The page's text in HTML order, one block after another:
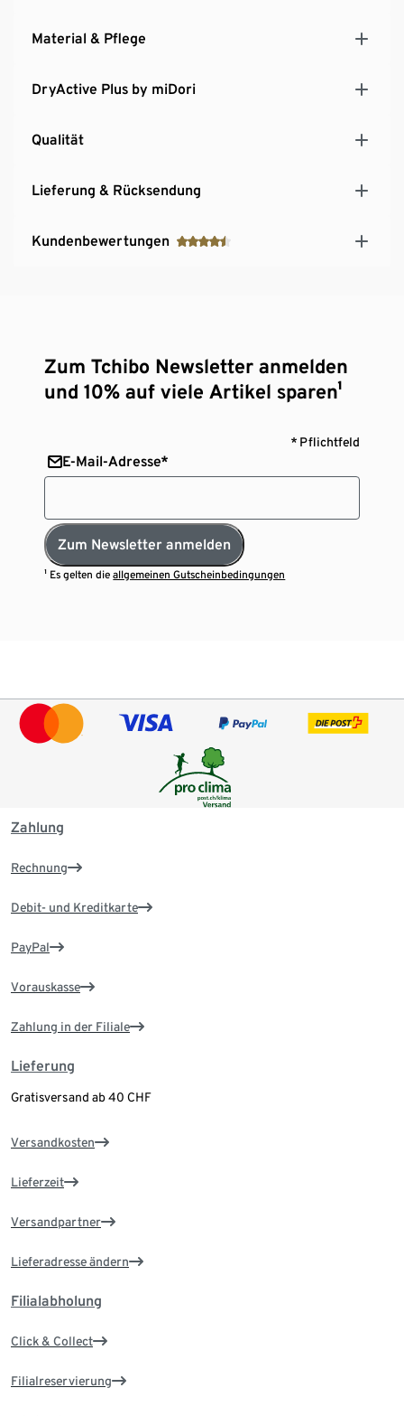
Material & Pflege
DryActive Plus by miDori
Qualität
Lieferung & Rücksendung
Kundenbewertungen
Zum Tchibo Newsletter anmelden
und 10% auf viele Artikel sparen¹
* Pflichtfeld
E-Mail-Adresse*
Zum Newsletter anmelden
¹ Es gelten dieallgemeinen Gutscheinbedingungen
Zahlung
Rechnung
Debit- und Kreditkarte
PayPal
Vorauskasse
Zahlung in der Filiale
Lieferung
Gratisversand ab 40 CHF
Versandkosten
Lieferzeit
Versandpartner
Lieferadresse ändern
Filialabholung
Click & Collect
Filialreservierung